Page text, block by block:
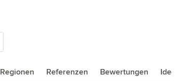
Regionen Referenzen Bewertungen